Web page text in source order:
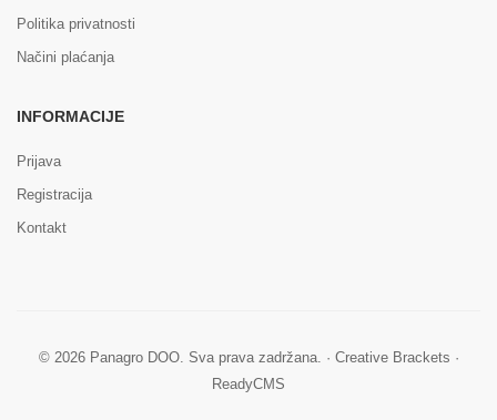
Politika privatnosti
Načini plaćanja
INFORMACIJE
Prijava
Registracija
Kontakt
© 2026 Panagro DOO. Sva prava zadržana. · Creative Brackets ·
ReadyCMS